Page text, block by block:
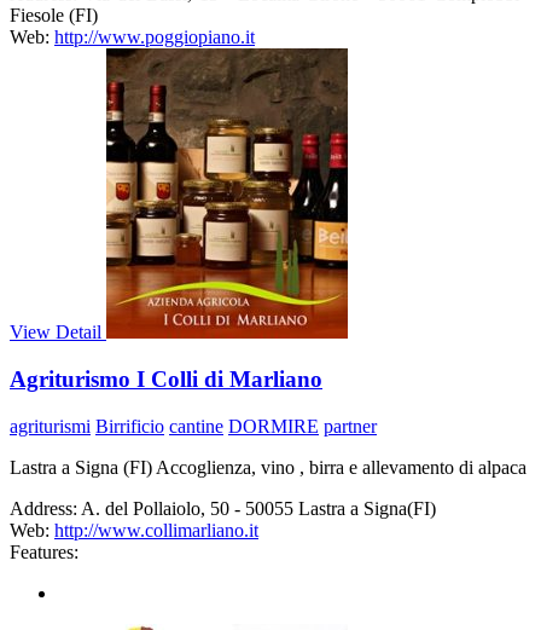
Fiesole (FI)
Web: http://www.poggiopiano.it
View Detail
Agriturismo I Colli di Marliano
agriturismi Birrificio cantine DORMIRE partner
Lastra a Signa (FI) Accoglienza, vino , birra e allevamento di alpaca
Address: A. del Pollaiolo, 50 - 50055 Lastra a Signa(FI)
Web: http://www.collimarliano.it
Features: